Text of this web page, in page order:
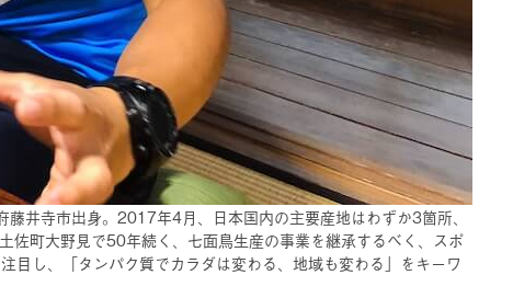
藤井寺市出身。2017年4月、日本国内の主要産地はわずか3箇所、
町大野見で50年続く、七面鳥生産の事業を継承するべく、スポ
目し、「タンパク質でカラダは変わる、地域も変わる」をキーワ